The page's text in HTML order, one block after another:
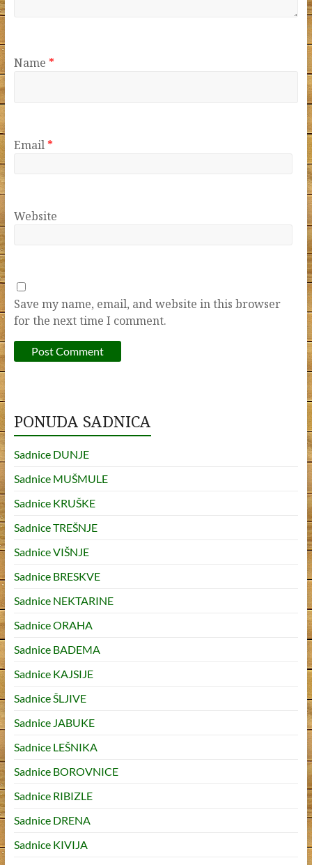
Name *
Email *
Website
Save my name, email, and website in this browser
for the next time I comment.
PONUDA SADNICA
Sadnice DUNJE
Sadnice MUŠMULE
Sadnice KRUŠKE
Sadnice TREŠNJE
Sadnice VIŠNJE
Sadnice BRESKVE
Sadnice NEKTARINE
Sadnice ORAHA
Sadnice BADEMA
Sadnice KAJSIJE
Sadnice ŠLJIVE
Sadnice JABUKE
Sadnice LEŠNIKA
Sadnice BOROVNICE
Sadnice RIBIZLE
Sadnice DRENA
Sadnice KIVIJA